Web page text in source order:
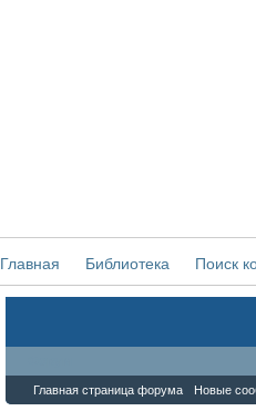
Главная Библиотека Поиск
Главная страница форума Новые